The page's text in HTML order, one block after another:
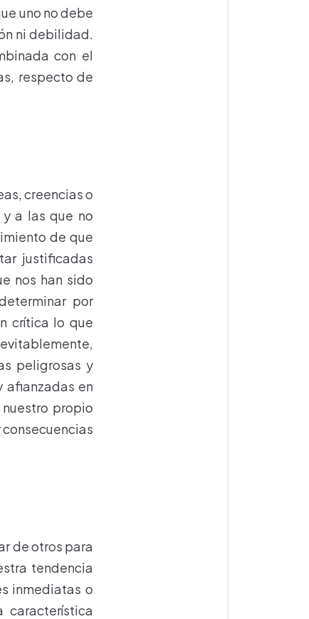
uno no debe
ni debilidad.
con el
respecto de
creencias o
a las que no
de que
justificadas
nos han sido
por
crítica lo que
peligrosas y
afianzadas en
propio
de otros para
tendencia
inmediatas o
característica